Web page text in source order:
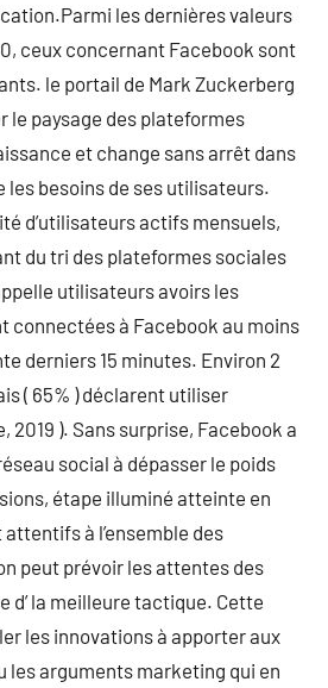
les dernières valeurs
ceux concernant Facebook sont
le portail de Mark Zuckerberg
le paysage des plateformes
et change sans arrêt dans
les besoins de ses utilisateurs.
d’utilisateurs actifs mensuels,
du tri des plateformes sociales
utilisateurs avoirs les
connectées à Facebook au moins
derniers 15 minutes. Environ 2
( 65% ) déclarent utiliser
2019 ). Sans surprise, Facebook a
social à dépasser le poids
étape illuminé atteinte en
attentifs à l’ensemble des
peut prévoir les attentes des
d’ la meilleure tactique. Cette
les innovations à apporter aux
les arguments marketing qui en